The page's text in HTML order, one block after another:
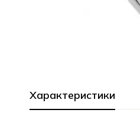
Характеристики